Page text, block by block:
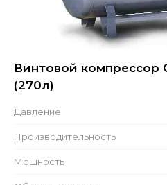
Винтовой компрессор
(270л)
Давление
Производительность
Мощность